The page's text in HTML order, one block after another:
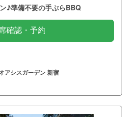
♪準備不要の手ぶらBBQ
確認・予約
アシスガーデン 新宿